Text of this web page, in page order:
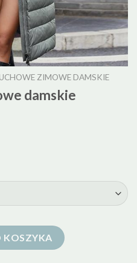
ZIMOWE DAMSKIE
damskie
KOSZYKA